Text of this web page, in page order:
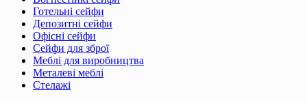
Готельні сейфи
Депозитні сейфи
Офісні сейфи
Сейфи для зброї
Меблі для виробництва
Металеві меблі
Стелажі